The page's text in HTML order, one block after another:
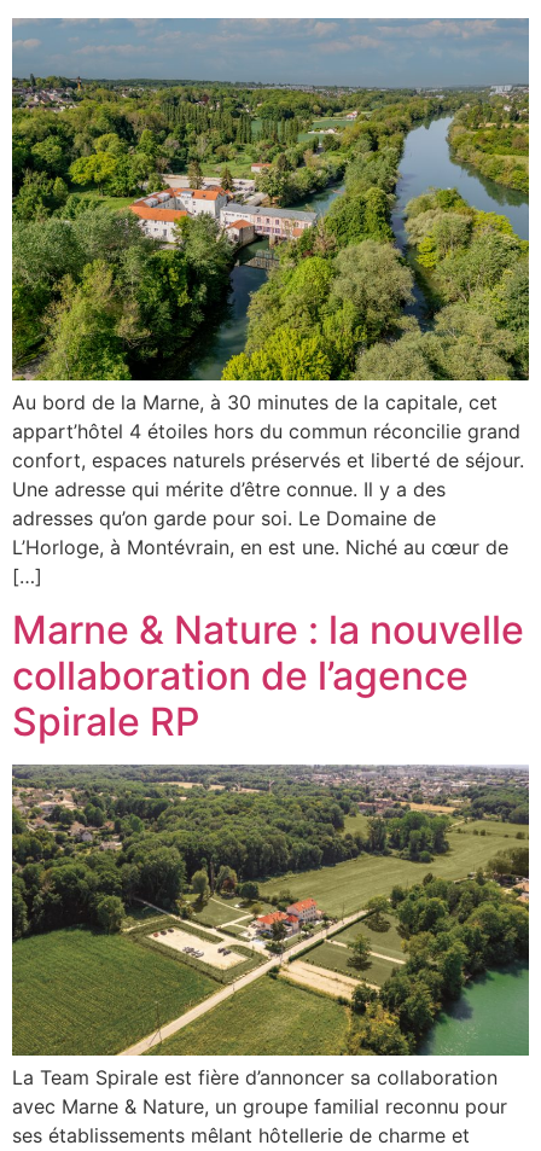
Au bord de la Marne, à 30 minutes de la capitale, cet
appart’hôtel 4 étoiles hors du commun réconcilie grand
confort, espaces naturels préservés et liberté de séjour.
Une adresse qui mérite d’être connue. Il y a des
adresses qu’on garde pour soi. Le Domaine de
L’Horloge, à Montévrain, en est une. Niché au cœur de
[…]
Marne & Nature : la nouvelle
collaboration de l’agence
Spirale RP
La Team Spirale est fière d’annoncer sa collaboration
avec Marne & Nature, un groupe familial reconnu pour
ses établissements mêlant hôtellerie de charme et